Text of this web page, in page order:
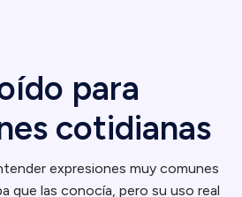
para
cotidianas
expresiones muy comunes
que las conocía, pero su uso real